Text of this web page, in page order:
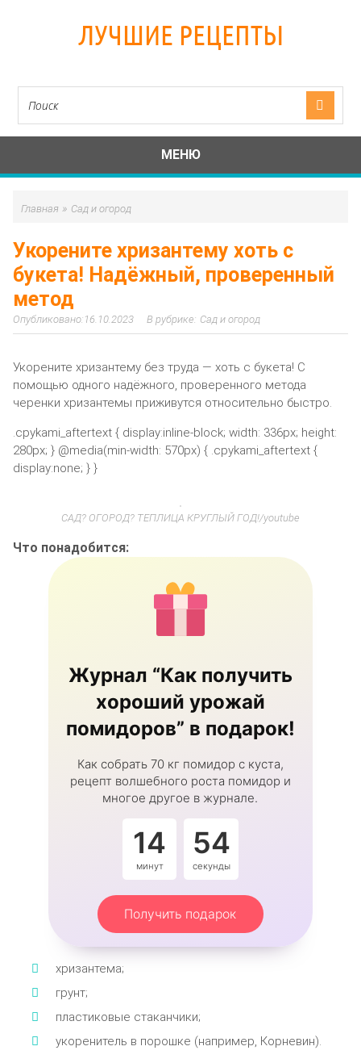
ЛУЧШИЕ РЕЦЕПТЫ
МЕНЮ
Главная » Сад и огород
Укорените хризантему хоть с
букета! Надёжный, проверенный
метод
16.10.2023 Сад и огород
Укорените хризантему без труда — хоть с букета! С
помощью одного надёжного, проверенного метода
черенки хризантемы приживутся относительно быстро.
.cpykami_aftertext { display:inline-block; width: 336px; height:
280px; } @media(min-width: 570px) { .cpykami_aftertext {
display:none; } }
САД? ОГОРОД? ТЕПЛИЦА КРУГЛЫЙ ГОД!/youtube
Что понадобится:
Журнал “Как получить
хороший урожай
помидоров” в подарок!
Как собрать 70 кг помидор с куста,
рецепт волшебного роста помидор и
многое другое в журнале.
14
минут
53
секунды
Получить подарок
хризантема;
грунт;
пластиковые стаканчики;
укоренитель в порошке (например, Корневин).